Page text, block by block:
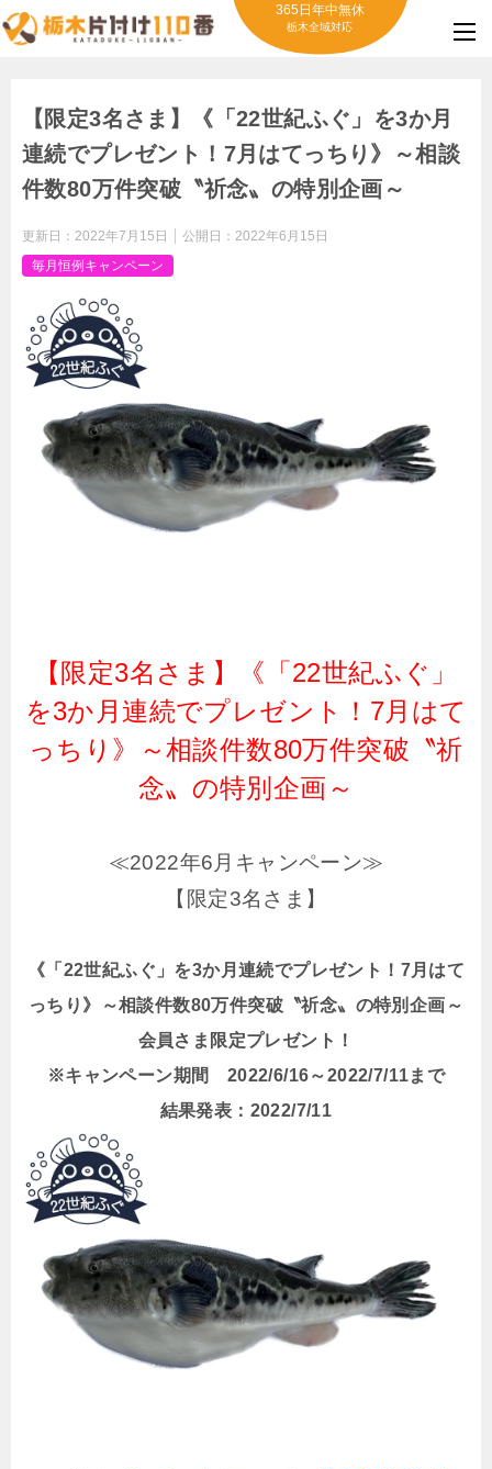
365日年中無休
栃木全域対応
【限定3名さま】《「22世紀ふぐ」を3か月
連続でプレゼント！7⽉はてっちり》～相談
件数80万件突破〝祈念〟の特別企画～
更新日： 2022年7月15日 公開日： 2022年6月15日
毎月恒例キャンペーン
【限定3名さま】《「22世紀ふぐ」
を3か月連続でプレゼント！7⽉はて
っちり》～相談件数80万件突破〝祈
念〟の特別企画～
≪2022年6月キャンペーン≫
【限定3名さま】
《「22世紀ふぐ」を3か月連続でプレゼント！7⽉はて
っちり》～相談件数80万件突破〝祈念〟の特別企画～
会員さま限定プレゼント！
※キャンペーン期間 2022/6/16～2022/7/11まで
結果発表：2022/7/11